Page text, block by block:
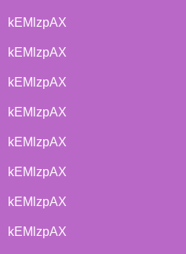
kEMlzpAX
kEMlzpAX
kEMlzpAX
kEMlzpAX
kEMlzpAX
kEMlzpAX
kEMlzpAX
kEMlzpAX